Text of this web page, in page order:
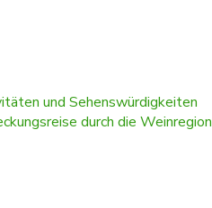
und Sehenswürdigkeiten
durch die Weinregion